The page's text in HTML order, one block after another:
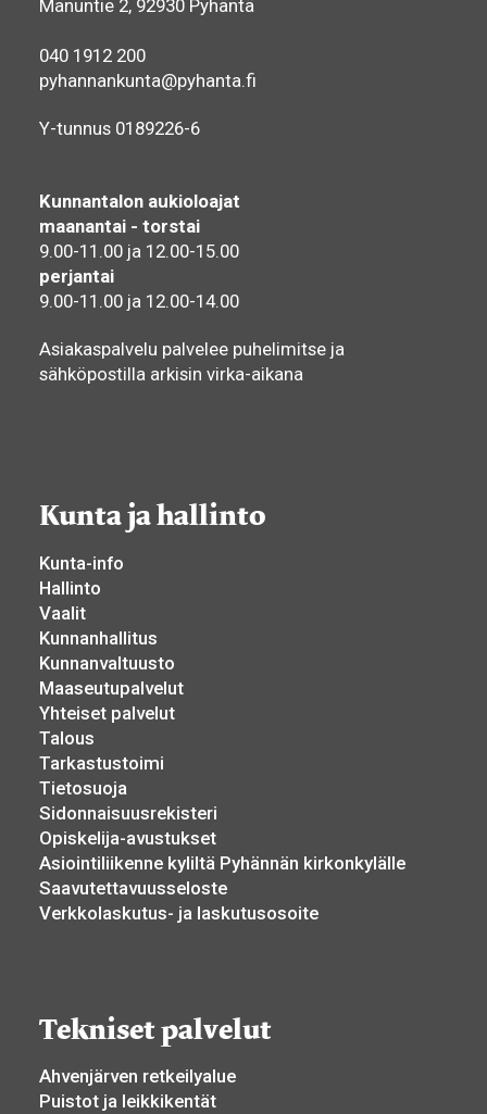
Manuntie 2, 92930 Pyhäntä
040 1912 200
pyhannankunta@pyhanta.fi
Y-tunnus 0189226-6
Kunnantalon aukioloajat
maanantai - torstai
9.00-11.00 ja 12.00-15.00
perjantai
9.00-11.00 ja 12.00-14.00
Asiakaspalvelu palvelee puhelimitse ja
sähköpostilla arkisin virka-aikana
Kunta ja hallinto
Kunta-info
Hallinto
Vaalit
Kunnanhallitus
Kunnanvaltuusto
Maaseutupalvelut
Yhteiset palvelut
Talous
Tarkastustoimi
Tietosuoja
Sidonnaisuusrekisteri
Opiskelija-avustukset
Asiointiliikenne kyliltä Pyhännän kirkonkylälle
Saavutettavuusseloste
Verkkolaskutus- ja laskutusosoite
Tekniset palvelut
Ahvenjärven retkeilyalue
Puistot ja leikkikentät